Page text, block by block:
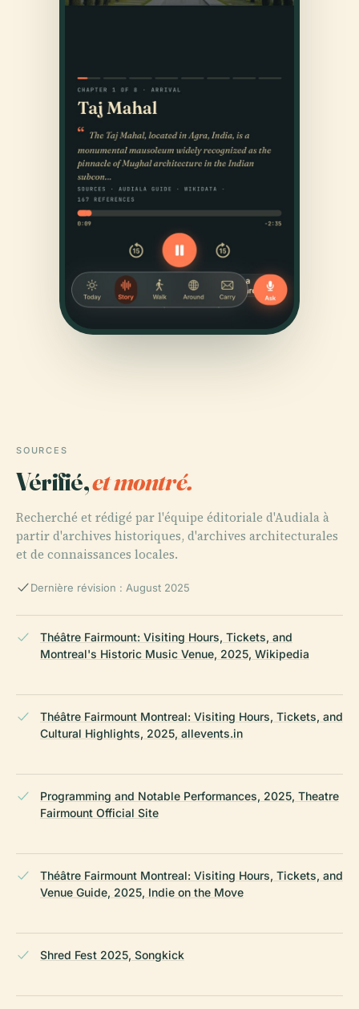
SOURCES
Vérifié,et montré.
Recherché et rédigé par l'équipe éditoriale d'Audiala à
partir d'archives historiques, d'archives architecturales
et de connaissances locales.
Dernière révision : August 2025
Théâtre Fairmount: Visiting Hours, Tickets, and
Montreal's Historic Music Venue, 2025, Wikipedia
Théâtre Fairmount Montreal: Visiting Hours, Tickets, and
Cultural Highlights, 2025, allevents.in
Programming and Notable Performances, 2025, Theatre
Fairmount Official Site
Théâtre Fairmount Montreal: Visiting Hours, Tickets, and
Venue Guide, 2025, Indie on the Move
Shred Fest 2025, Songkick